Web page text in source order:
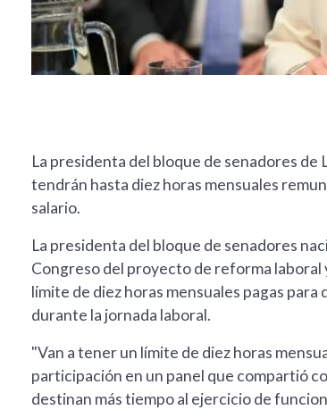
La presidenta del bloque de senadores
tendrán hasta diez horas mensuales
salario.
La presidenta del bloque de senadores
Congreso del proyecto de reforma
límite de diez horas mensuales pagas
durante la jornada laboral.
"Van a tener un límite de diez horas
participación en un panel que compartió
destinan más tiempo al ejercicio de